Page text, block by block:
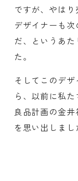
ですが、やはり
デザイナーも
だ、というあ
た。
そしてこのデ
ら、以前に私
良品計画の金
を思い出しまし